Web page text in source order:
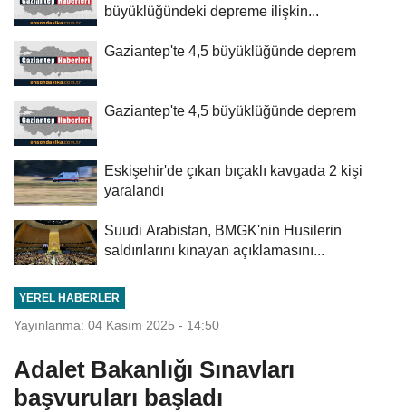
büyüklüğündeki depreme ilişkin...
Gaziantep'te 4,5 büyüklüğünde deprem
Gaziantep'te 4,5 büyüklüğünde deprem
Eskişehir'de çıkan bıçaklı kavgada 2 kişi
yaralandı
Suudi Arabistan, BMGK'nin Husilerin
saldırılarını kınayan açıklamasını...
YEREL HABERLER
Yayınlanma: 04 Kasım 2025 - 14:50
Adalet Bakanlığı Sınavları
başvuruları başladı